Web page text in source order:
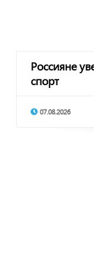
Россияне
спорт
07.08.2026